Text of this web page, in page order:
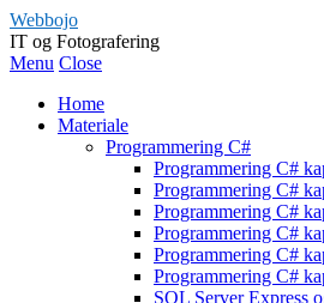
Webbojo
IT og Fotografering
Menu Close
Home
Materiale
Programmering C#
Programmering C#
Programmering C#
Programmering C#
Programmering C#
Programmering C#
Programmering C#
SQL Server Express